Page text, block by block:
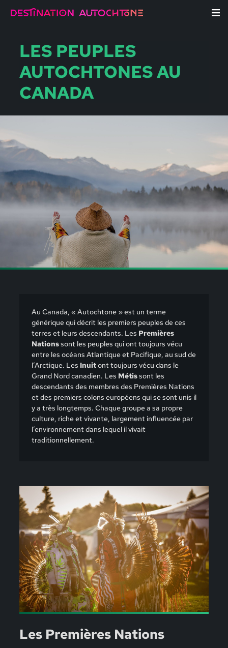
LES PEUPLES
AUTOCHTONES AU
CANADA
Au Canada, « Autochtone » est un terme
générique qui décrit les premiers peuples de ces
terres et leurs descendants. Les Premières
Nationssont les peuples qui ont toujours vécu
entre les océans Atlantique et Pacifique, au sud de
l’Arctique. Les Inuitont toujours vécu dans le
Grand Nord canadien. Les Métissont les
descendants des membres des Premières Nations
et des premiers colons européens qui se sont unis il
y a très longtemps. Chaque groupe a sa propre
culture, riche et vivante, largement influencée par
l’environnement dans lequel il vivait
traditionnellement.
Les Premières Nations